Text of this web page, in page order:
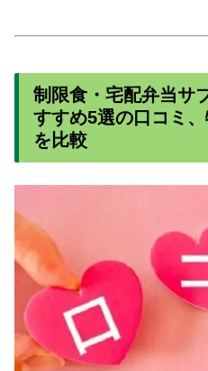
制限食・宅配弁当サ
すすめ5選の口コミ
を比較